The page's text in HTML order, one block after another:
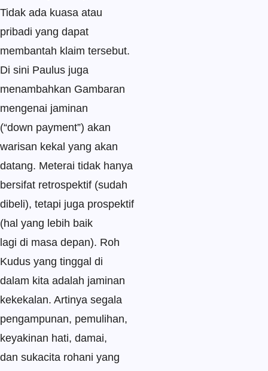
Tidak ada kuasa atau
pribadi yang dapat
membantah klaim tersebut.
Di sini Paulus juga
menambahkan Gambaran
mengenai jaminan
(“down payment”) akan
warisan kekal yang akan
datang. Meterai tidak hanya
bersifat retrospektif (sudah
dibeli), tetapi juga prospektif
(hal yang lebih baik
lagi di masa depan). Roh
Kudus yang tinggal di
dalam kita adalah jaminan
kekekalan. Artinya segala
pengampunan, pemulihan,
keyakinan hati, damai,
dan sukacita rohani yang